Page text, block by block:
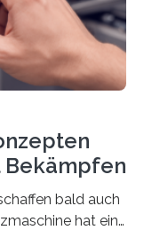
Bekämpfen
bald auch
hat ein